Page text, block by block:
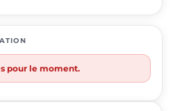
pour le moment.